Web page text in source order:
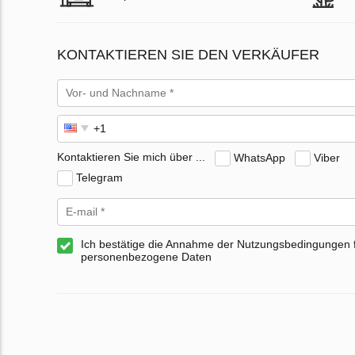
KONTAKTIEREN SIE DEN VERKÄUFER
Kontaktieren Sie mich über ... WhatsApp
Viber
Telegram
Ich bestätige die Annahme der Nutzungsbedingungen
personenbezogene Daten